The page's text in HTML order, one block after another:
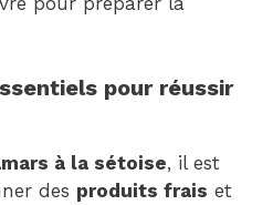
pour réussir
à la sétoise, il est
des produits frais et